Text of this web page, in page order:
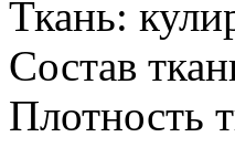
Ткань:
Состав
Плотность